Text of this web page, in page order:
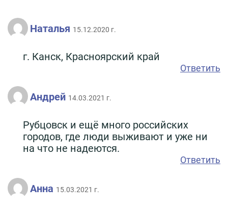
Наталья 15.12.2020 г.
г. Канск, Красноярский край
Ответить
Андрей 14.03.2021 г.
Рубцовск и ещё много российских
городов, где люди выживают и уже ни
на что не надеются.
Ответить
Анна 15.03.2021 г.